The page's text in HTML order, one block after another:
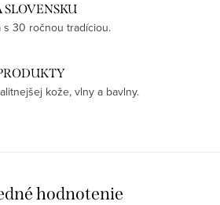
s 30 ročnou tradíciou.
kože, vlny a bavlny.
hodnotenie